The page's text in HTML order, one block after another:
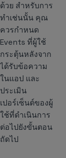
ด้วย สำหรับการ
ทำเช่นนั้น คุณ
ควรกำหนด
Events ที่ผู้ใช้
กระตุ้นหลังจาก
ได้รับข้อความ
ในแอป และ
ประเมิน
เปอร์เซ็นต์ของผู้
ใช้ที่ดำเนินการ
ต่อไปยังขั้นตอน
ถัดไป